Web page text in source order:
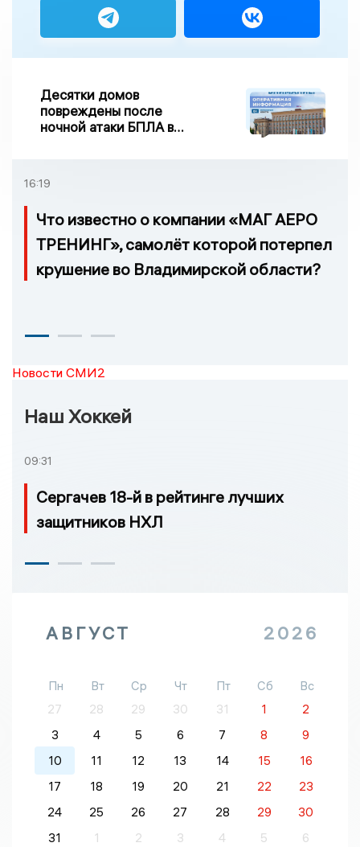
Десятки домов
повреждены после
ночной атаки БПЛА в
16:19
Что известно о компании «МАГ АЕРО
ТРЕНИНГ», самолёт которой потерпел
крушение во Владимирской области?
Новости СМИ2
Наш Хоккей
09:31
Сергачев 18-й в рейтинге лучших
защитников НХЛ
АВГУСТ 2026
Пн Вт Ср Чт Пт Сб
Вс
27
28 29 30 31 1
2
3
4 5 6 7 8
9
10
11 12 13 14 15
16
17
18 19 20 21 22
23
24
25 26 27 28 29
30
31
1 2 3 4 5 6